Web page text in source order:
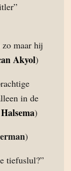
zo maar hij
Akyol)
in de
)
)
tiefuslul?”